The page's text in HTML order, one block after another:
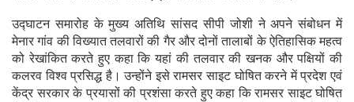
उद्घाटन समारोह के मुख्य अतिथि सांसद सीपी जोशी ने अपने संबोधन में
मेनार गांव की विख्यात तलवारों की गैर और दोनों तालाबों के ऐतिहासिक महत्व
को रेखांकित करते हुए कहा कि यहां की तलवार की खनक और पक्षियों की
कलरव विश्व प्रसिद्ध है। उन्होंने इसे रामसर साइट घोषित करने में प्रदेश एवं
केंद्र सरकार के प्रयासों की प्रशंसा करते हुए कहा कि रामसर साइट घोषित